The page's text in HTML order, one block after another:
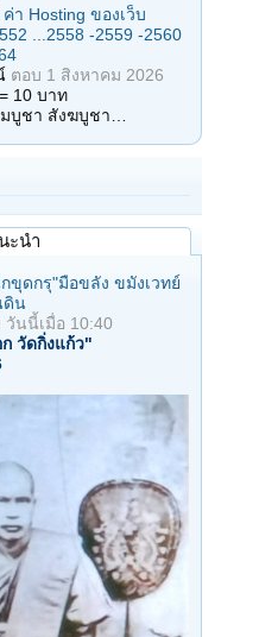
า Hosting ของเว็บ
...2558 -2559 -2560
ตอบ 1 สิงหาคม 2026
10 บาท
บูชา สังฆบูชา…
ะนำ
กขุดกรุ"มือขลัง ขมังเวทย์
ดิน
วันนี้เมื่อ 10:40
วัดกิ่งแก้ว"